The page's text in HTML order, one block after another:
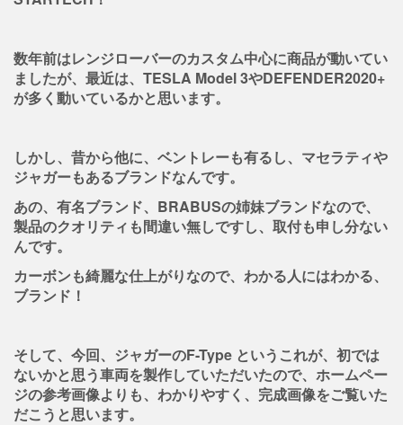
数年前はレンジローバーのカスタム中心に商品が動いてい
ましたが、最近は、TESLA Model 3やDEFENDER2020+
が多く動いているかと思います。
しかし、昔から他に、ベントレーも有るし、マセラティや
ジャガーもあるブランドなんです。
あの、有名ブランド、BRABUSの姉妹ブランドなので、
製品のクオリティも間違い無しですし、取付も申し分ない
んです。
カーボンも綺麗な仕上がりなので、わかる人にはわかる、
ブランド！
そして、今回、ジャガーのF-Type というこれが、初では
ないかと思う車両を製作していただいたので、ホームペー
ジの参考画像よりも、わかりやすく、完成画像をご覧いた
だこうと思います。